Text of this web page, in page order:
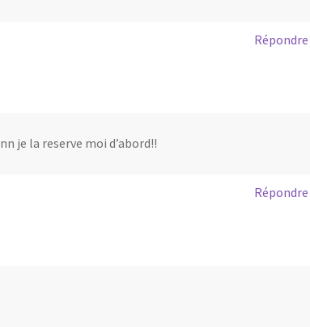
Répondre
je la reserve moi d’abord!!
Répondre